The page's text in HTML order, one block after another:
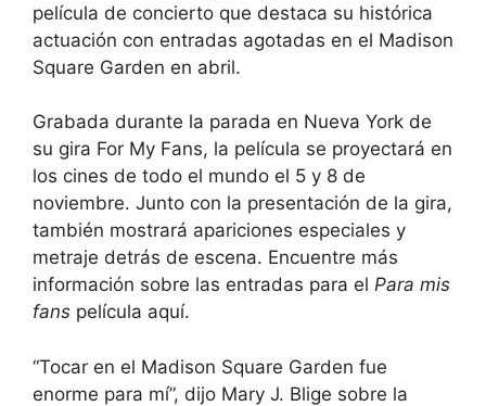
película de concierto que destaca su histórica
actuación con entradas agotadas en el Madison
Square Garden en abril.
Grabada durante la parada en Nueva York de
su gira For My Fans, la película se proyectará en
los cines de todo el mundo el 5 y 8 de
noviembre. Junto con la presentación de la gira,
también mostrará apariciones especiales y
metraje detrás de escena. Encuentre más
información sobre las entradas para el Para mis
fans película aquí.
“Tocar en el Madison Square Garden fue
enorme para mí”, dijo Mary J. Blige sobre la